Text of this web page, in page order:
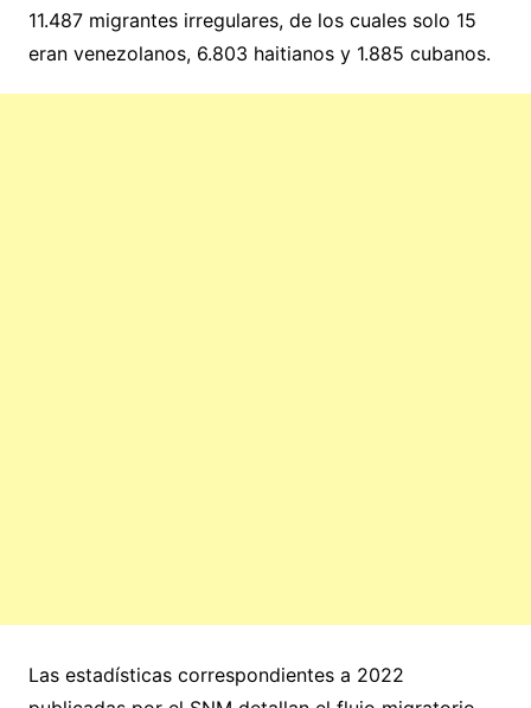
11.487 migrantes irregulares, de los cuales solo 15
eran venezolanos, 6.803 haitianos y 1.885 cubanos.
Las estadísticas correspondientes a 2022